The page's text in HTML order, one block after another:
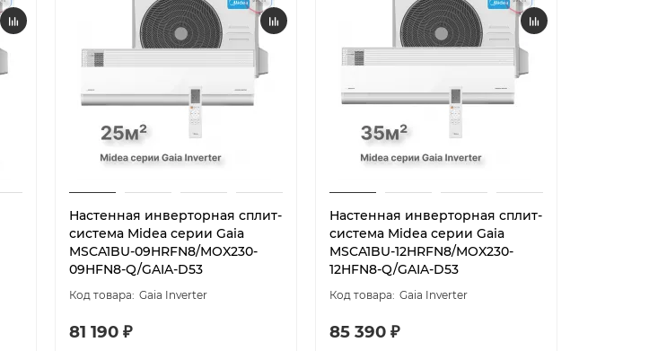
Настенная инверторная сплит-
система Midea серии Gaia
MSCA1BU-09HRFN8/MOX230-
09HFN8-Q/GAIA-D53
Gaia Inverter
81 190 ₽
Настенная инверторная сплит-
система Midea серии Gaia
MSCA1BU-12HRFN8/MOX230-
12HFN8-Q/GAIA-D53
Gaia Inverter
85 390 ₽